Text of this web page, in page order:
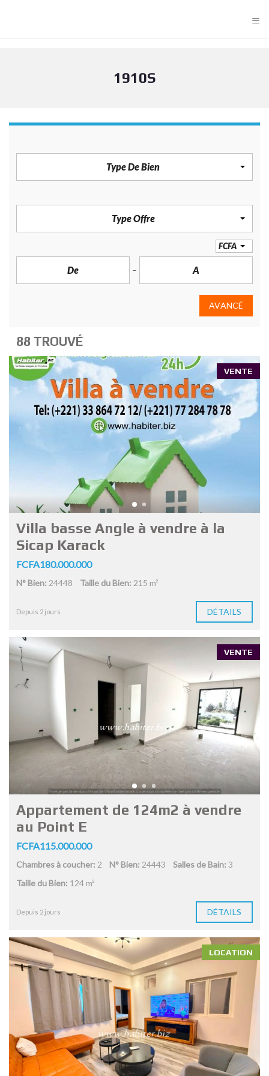
≡
1910S
Type De Bien
Type Offre
FCFA
AVANCÉ
88 TROUVÉ
VENTE
Villa basse Angle à vendre à la
Sicap Karack
FCFA180.000.000
N° Bien: 24448 Taille du Bien: 215 m²
Depuis 2 jours DÉTAILS
VENTE
Appartement de 124m2 à vendre
au Point E
FCFA115.000.000
Chambres à coucher: 2 N° Bien: 24443 Salles de Bain: 3
Taille du Bien: 124 m²
Depuis 2 jours DÉTAILS
LOCATION